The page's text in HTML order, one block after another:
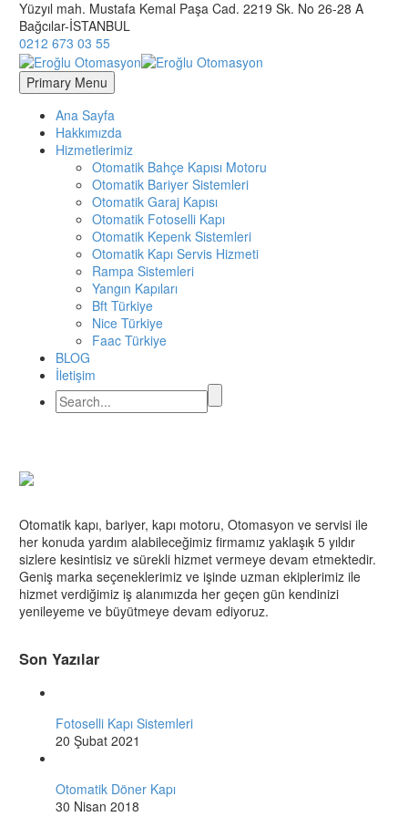
Yüzyıl mah. Mustafa Kemal Paşa Cad. 2219 Sk. No 26-28 A
Bağcılar-İSTANBUL
0212 673 03 55
Primary Menu
Ana Sayfa
Hakkımızda
Hizmetlerimiz
Otomatik Bahçe Kapısı Motoru
Otomatik Bariyer Sistemleri
Otomatik Garaj Kapısı
Otomatik Fotoselli Kapı
Otomatik Kepenk Sistemleri
Otomatik Kapı Servis Hizmeti
Rampa Sistemleri
Yangın Kapıları
Bft Türkiye
Nice Türkiye
Faac Türkiye
BLOG
İletişim
Otomatik kapı, bariyer, kapı motoru, Otomasyon ve servisi ile
her konuda yardım alabileceğimiz firmamız yaklaşık 5 yıldır
sizlere kesintisiz ve sürekli hizmet vermeye devam etmektedir.
Geniş marka seçeneklerimiz ve işinde uzman ekiplerimiz ile
hizmet verdiğimiz iş alanımızda her geçen gün kendinizi
yenileyeme ve büyütmeye devam ediyoruz.
Son Yazılar
Fotoselli Kapı Sistemleri
20 Şubat 2021
Otomatik Döner Kapı
30 Nisan 2018